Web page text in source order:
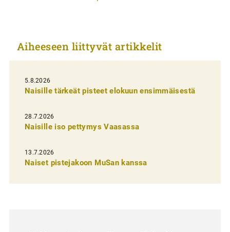
k
e
l
i
e
n
e
Aiheeseen liittyvät artikkelit
5.8.2026
Naisille tärkeät pisteet elokuun ensimmäisestä
28.7.2026
Naisille iso pettymys Vaasassa
13.7.2026
Naiset pistejakoon MuSan kanssa